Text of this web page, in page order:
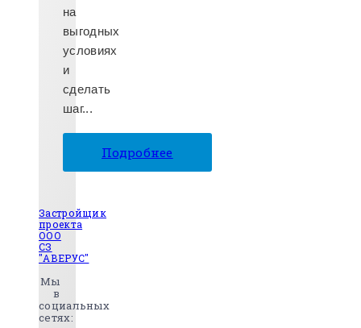
на
выгодных
условиях
и
сделать
шаг...
Подробнее
Застройщик
проекта
ООО
СЗ
"АВЕРУС"
Мы
в
социальных
сетях: